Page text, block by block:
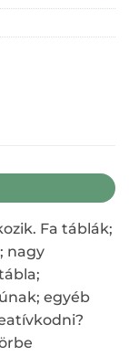
Fa táblák;
nagy
egyéb